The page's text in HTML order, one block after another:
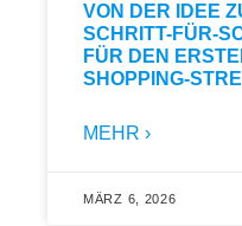
VON DER IDEE
SCHRITT-FÜR-
FÜR DEN
SHOPPING-
MEHR ›
MÄRZ 6, 2026